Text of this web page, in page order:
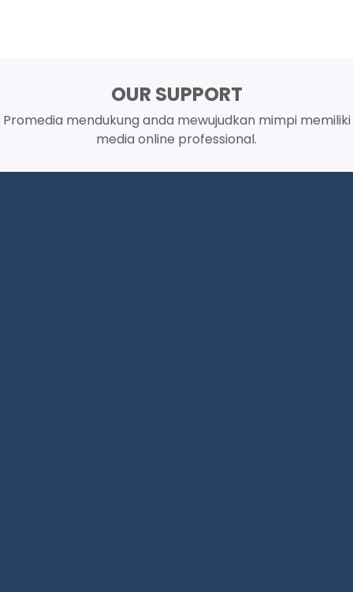
OUR SUPPORT
Promedia mendukung anda mewujudkan mimpi memiliki
media online professional.